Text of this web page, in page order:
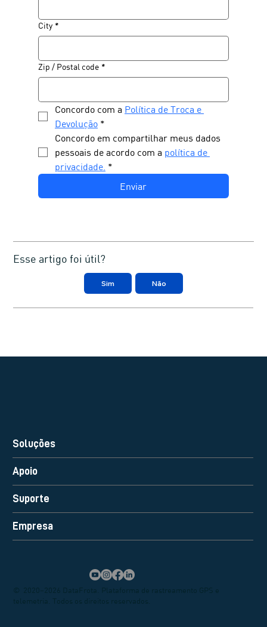
City *
Zip / Postal code *
Concordo com a Política de Troca e
Devolução *
Concordo em compartilhar meus dados
pessoais de acordo com a política de
privacidade. *
Enviar
Esse artigo foi útil?
Sim Não
Soluções
Apoio
Suporte
Empresa
© 2020–2026 DataFrota. Plataforma de rastreamento GPS e
telemetria. Todos os direitos reservados.